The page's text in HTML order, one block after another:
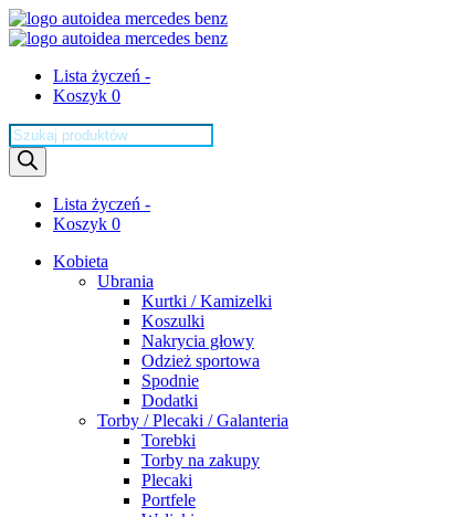
Lista życzeń -
Koszyk 0
Wyszukiwarka
produktów
Lista życzeń -
Koszyk 0
Kobieta
Ubrania
Kurtki / Kamizelki
Koszulki
Nakrycia głowy
Odzież sportowa
Spodnie
Dodatki
Torby / Plecaki / Galanteria
Torebki
Torby na zakupy
Plecaki
Portfele